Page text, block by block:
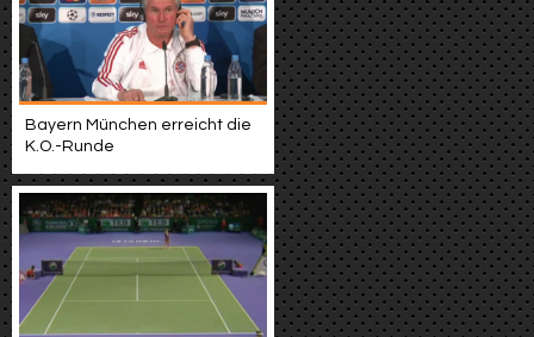
Bayern München erreicht die
K.O.-Runde